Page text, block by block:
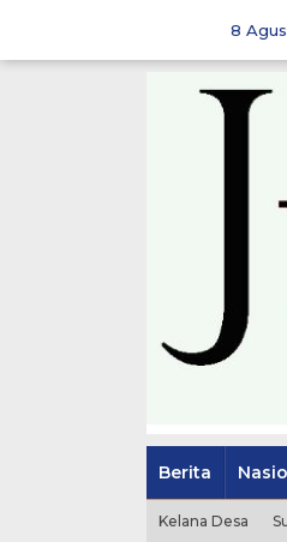
8
Berita
Kelana Desa